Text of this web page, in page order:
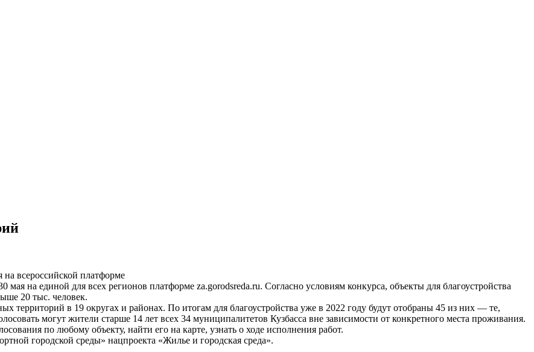
на всероссийской платформе
мая на единой для всех регионов платформе za.gorodsreda.ru. Согласно условиям конкурса, объекты для благоустройства
20 тыс. человек.
территорий в 19 округах и районах. По итогам для благоустройства уже в 2022 году будут отобраны 45 из них — те,
могут жители старше 14 лет всех 34 муниципалитетов Кузбасса вне зависимости от конкретного места проживания.
по любому объекту, найти его на карте, узнать о ходе исполнения работ.
городской среды» нацпроекта «Жилье и городская среда».